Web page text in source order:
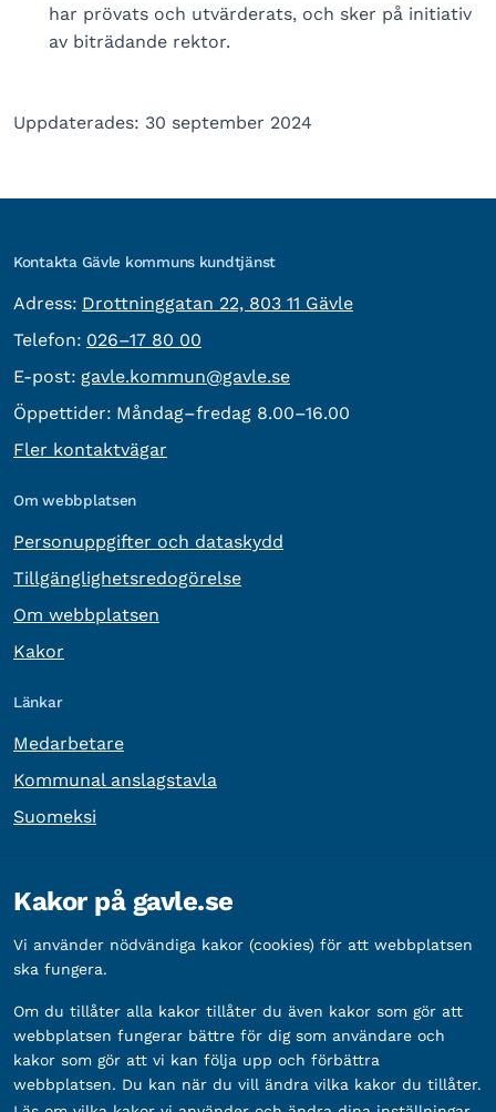
har prövats och utvärderats, och sker på initiativ
av biträdande rektor.
Uppdaterades: 30 september 2024
Kontakta Gävle kommuns kundtjänst
Adress: besöksadress:
Drottninggatan 22, 803 11 Gävle
Telefon: Telefon:
026–17 80 00
E-post: E-post:
gavle.kommun@gavle.se
Öppettider: Måndag–fredag 8.00–16.00
Fler kontaktvägar
Om webbplatsen
Personuppgifter och dataskydd
Tillgänglighetsredogörelse
Om webbplatsen
Kakor
Länkar
Medarbetare
Kommunal anslagstavla
Suomeksi
Organisationsnummer: 212000-2338
Bankgironummer: 5888-2333
Kakor på gavle.se
Vi använder nödvändiga kakor (cookies) för att webbplatsen
ska fungera.
Om du tillåter alla kakor tillåter du även kakor som gör att
webbplatsen fungerar bättre för dig som användare och
kakor som gör att vi kan följa upp och förbättra
webbplatsen. Du kan när du vill ändra vilka kakor du tillåter.